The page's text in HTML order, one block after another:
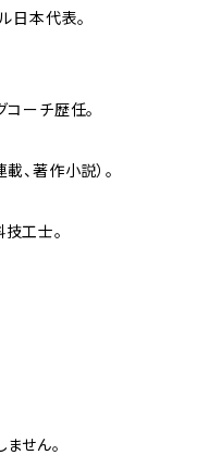
日本代表。
ーチ歴任。
、著作小説）。
工士。
せん。